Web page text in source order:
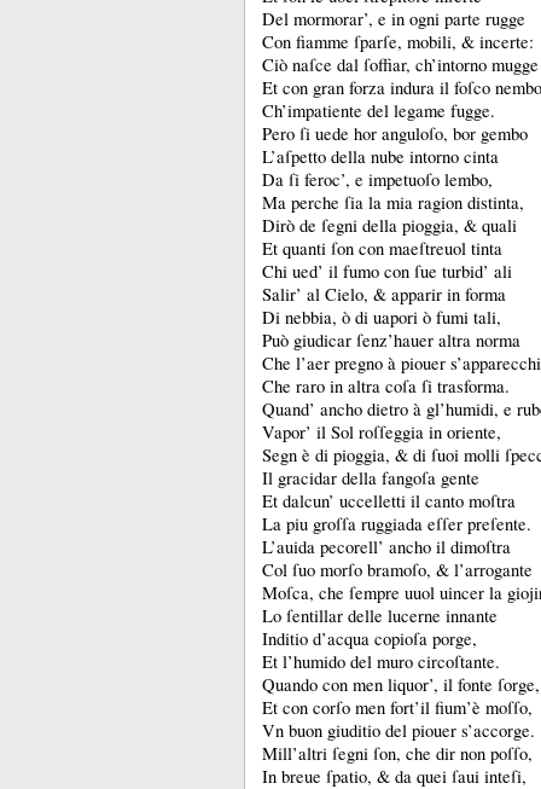
Del mormorar’, e in ogni parte rugge
Con fiamme ſparſe, mobili, & incerte:
Ciò naſce dal ſoffiar, ch’intorno mugge
Et con gran forza indura il foſco
Ch’impatiente del legame fugge.
Pero ſi uede hor anguloſo, bor gembo
L’aſpetto della nube intorno cinta
Da ſi feroc’, e impetuoſo lembo,
Ma perche ſia la mia ragion distinta,
Dirò de ſegni della pioggia, & quali
Et quanti ſon con maeſtreuol tinta
Chi ued’ il fumo con ſue turbid’ ali
Salir’ al Cielo, & apparir in forma
Di nebbia, ò di uapori ò fumi tali,
Può giudicar ſenz’hauer altra norma
Che l’aer pregno à piouer
Che raro in altra coſa ſi trasforma.
Quand’ ancho dietro à gl’humidi, e
Vapor’ il Sol roſſeggia in oriente,
Segn è di pioggia, & di ſuoi molli
Il gracidar della fangoſa gente
Et dalcun’ uccelletti il canto moſtra
La piu groſſa ruggiada eſſer preſente.
L’auida pecorell’ ancho il dimoſtra
Col ſuo morſo bramoſo, & l’arrogante
Moſca, che ſempre uuol uincer la
Lo ſentillar delle lucerne innante
Inditio d’acqua copioſa porge,
Et l’humido del muro circoſtante.
Quando con men liquor’, il fonte ſorge,
Et con corſo men fort’il fium’è moſſo,
Vn buon giuditio del piouer s’accorge.
Mill’altri ſegni ſon, che dir non poſſo,
In breue ſpatio, & da quei ſaui inteſi,